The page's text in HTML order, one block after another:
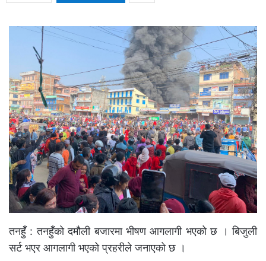
तनहुँ : तनहुँको दमौली बजारमा भीषण आगलागी भएको छ । बिजुली
सर्ट भएर आगलागी भएको प्रहरीले जनाएकाे छ ।